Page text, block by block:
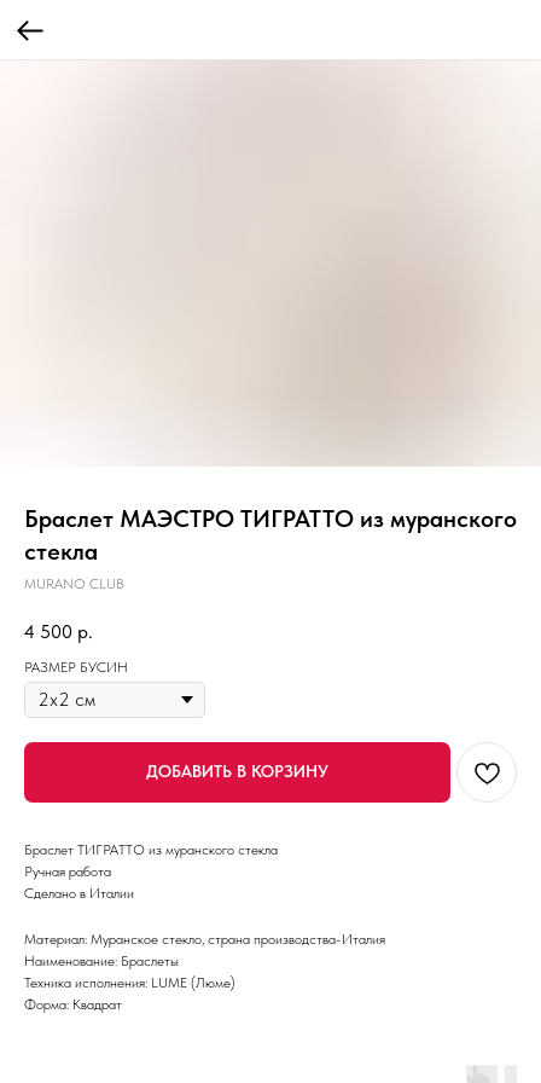
Браслет МАЭСТРО ТИГРАТТО из муранского
стекла
MURANO CLUB
4 500 р.
РАЗМЕР БУСИН
ДОБАВИТЬ В КОРЗИНУ
Браслет ТИГРАТТО из муранского стекла
Ручная работа
Сделано в Италии
Материал: Муранское стекло, страна производства-Италия
Наименование: Браслеты
Техника исполнения: LUME (Люме)
Форма: Квадрат